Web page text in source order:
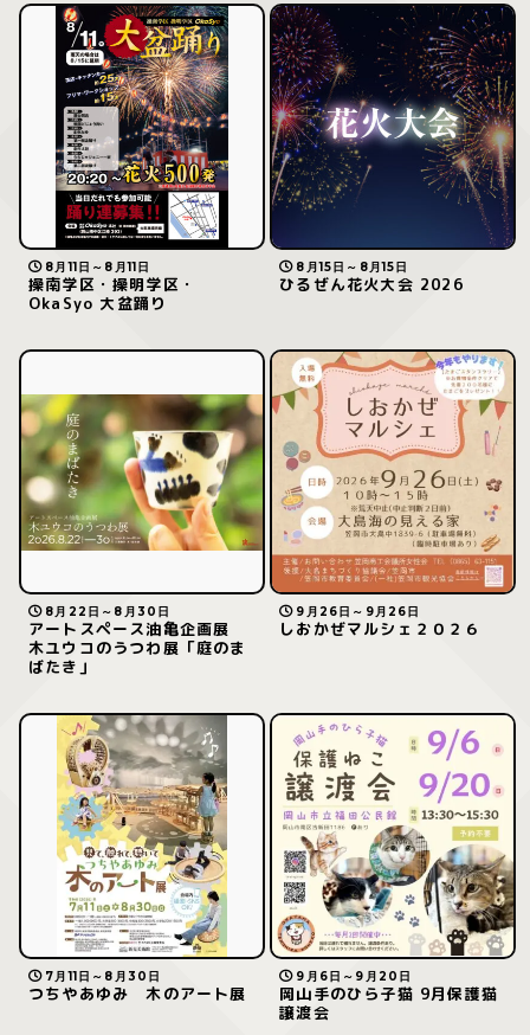
8月11日～8月11日
操南学区・操明学区・
OkaSyo 大盆踊り
8月15日～8月15日
ひるぜん花火大会 2026
8月22日～8月30日
アートスペース油亀企画展
木ユウコのうつわ展「庭のま
ばたき」
9月26日～9月26日
しおかぜマルシェ２０２６
7月11日～8月30日
つちやあゆみ 木のアート展
9月6日～9月20日
岡山手のひら子猫 9月保護猫
譲渡会